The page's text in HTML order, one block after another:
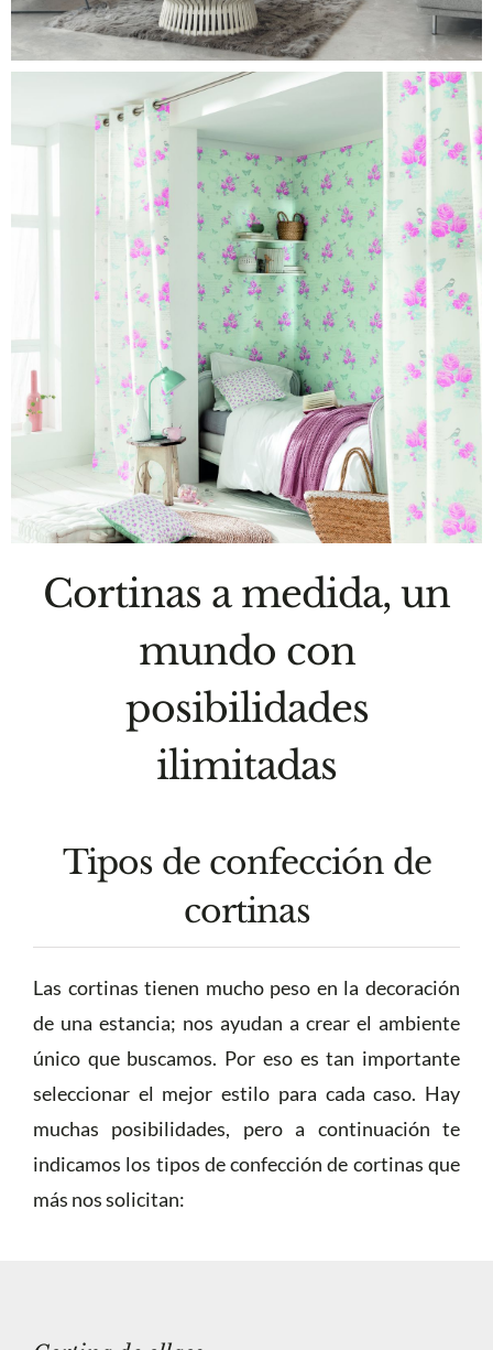
Cortinas a medida, un
mundo con
posibilidades
ilimitadas
Tipos de confección de
cortinas
Las cortinas tienen mucho peso en la decoración
de una estancia; nos ayudan a crear el ambiente
único que buscamos. Por eso es tan importante
seleccionar el mejor estilo para cada caso. Hay
muchas posibilidades, pero a continuación te
indicamos los tipos de confección de cortinas que
más nos solicitan: